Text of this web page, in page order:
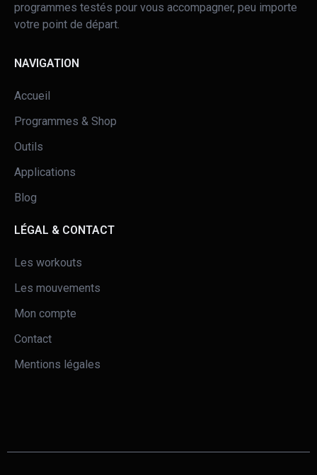
programmes testés pour vous accompagner, peu importe
votre point de départ.
NAVIGATION
Accueil
Programmes & Shop
Outils
Applications
Blog
LÉGAL & CONTACT
Les workouts
Les mouvements
Mon compte
Contact
Mentions légales